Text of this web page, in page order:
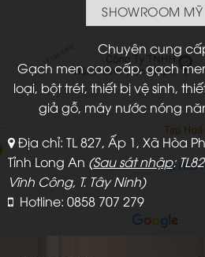
SHOWROOM MỸ
Chuyên cung
Gạch men cao cấp, gạch
loại, bột trét, thiết bị vệ sinh,
giả gỗ, máy nước nóng
Địa chỉ: TL 827, Ấp 1, Xã Hòa
Tỉnh Long An (Sau sát nhập:
Vĩnh Công, T. Tây Ninh)
Hotline: 0858 707 279